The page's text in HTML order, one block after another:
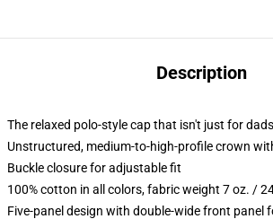
Description
The relaxed polo-style cap that isn't just for
Unstructured, medium-to-high-profile crown
Buckle closure for adjustable fit
100% cotton in all colors, fabric weight 7 oz. /
Five-panel design with double-wide front panel